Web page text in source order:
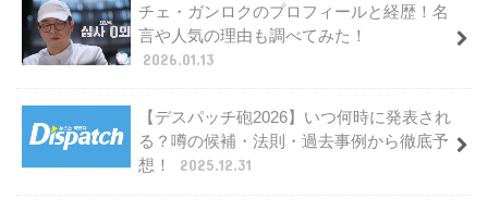
チェ・ガンロクのプロフィールと経歴！名
言や人気の理由も調べてみた！
2026.01.13
【デスパッチ砲2026】いつ何時に発表され
る？噂の候補・法則・過去事例から徹底予
想！
2025.12.31